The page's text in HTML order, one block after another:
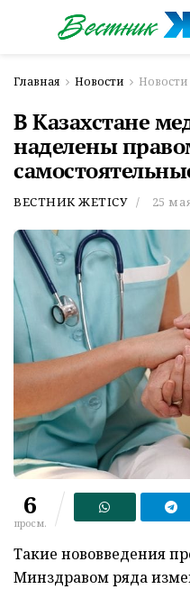
Главная Новости Новости
В Казахстане
наделены
ВЕСТНИК ЖЕТІСУ 25
6
просм.
Такие нововведения
Минздравом ряда